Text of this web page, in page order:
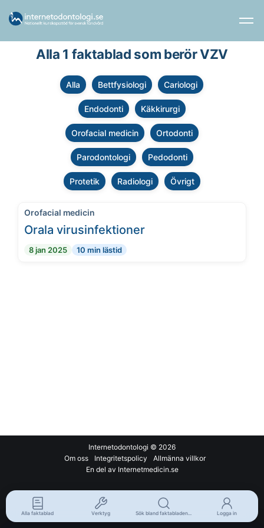
Alla 1 faktablad som berör VZV
Alla Bettfysiologi Cariologi
Endodonti Käkkirurgi
Orofacial medicin Ortodonti
Parodontologi Pedodonti
Protetik Radiologi Övrigt
Orofacial medicin
Orala virusinfektioner
8 jan 2025 10 min lästid
Internetodontologi © 2026
Om oss
Integritetspolicy
Allmänna villkor
En del av Internetmedicin.se
Alla faktablad Verktyg Sök bland faktabladen... Logga in